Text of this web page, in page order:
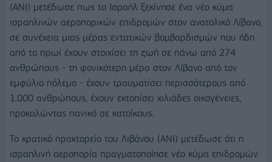
(ANI) μετέδωσε πως το Ισραήλ ξεκίνησε ένα νέο κύμα
ισραηλινών αεροπορικών επιδρομών στον ανατολικό Λίβανο,
σε συνέχεια μιας μέρας εντατικών βομβαρδισμών που ήδη
από το πρωί έχουν στοιχίσει τη ζωή σε πάνω από 274
ανθρώπους - τη φονικότερη μέρα στον Λίβανο από τον
εμφύλιο πόλεμο - έχουν τραυματίσει περισσότερους από
1.000 ανθρώπους, έχουν εκτοπίσει χιλιάδες οικογένειες,
προκαλώντας πανικό σε κατοίκους.
Το κρατικό πρακτορείο του Λιβάνου (ANI) μετέδωσε ότι η
ισραηλινή αεροπορία πραγματοποίησε νέο κύμα επιδρομών